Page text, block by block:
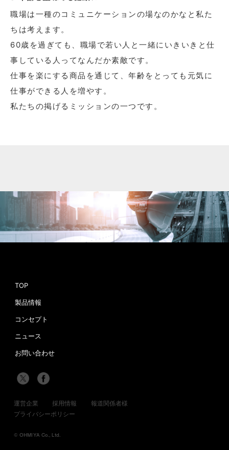
職場は一種のコミュニケーションの場なのかなと私た
ちは考えます。
60歳を過ぎても、職場で若い人と一緒にいきいきと仕
事している人ってなんだか素敵です。
仕事を楽にする商品を通じて、年齢をとっても元気に
仕事ができる人を増やす。
私たちの掲げるミッションの一つです。
TOP
製品情報
コンセプト
ニュース
お問い合わせ
運営企業 採用情報
報道関係者様
プライバシーポリシー
© OHMIYA Co., Ltd.